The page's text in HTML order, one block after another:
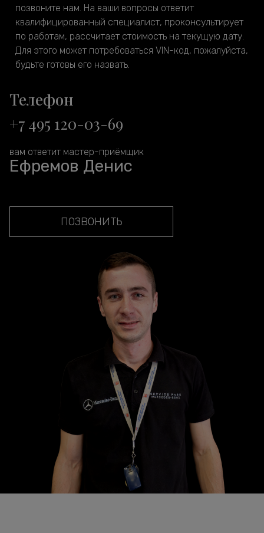
позвоните нам. На ваши вопросы ответит
квалифицированный специалист, проконсультирует
по работам, рассчитает стоимость на текущую дату.
Для этого может потребоваться VIN-код, пожалуйста,
будьте готовы его назвать.
Телефон
+7 495 120-03-69
вам ответит мастер-приёмщик
Ефремов Денис
ПОЗВОНИТЬ